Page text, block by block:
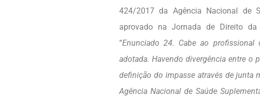
424/2017 da Agência Nacional de
aprovado na Jornada de Direito
“Enunciado 24. Cabe ao profissional
adotada. Havendo divergência entre o
definição do impasse através de junta
Agência Nacional de Saúde